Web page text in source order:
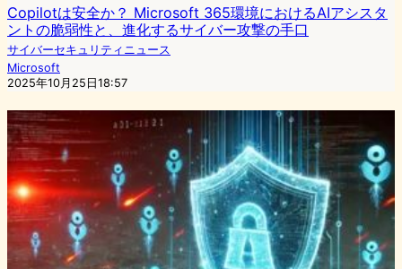
Copilotは安全か？ Microsoft 365環境におけるAIアシスタ
ントの脆弱性と、進化するサイバー攻撃の手口
サイバーセキュリティニュース
Microsoft
2025年10月25日18:57